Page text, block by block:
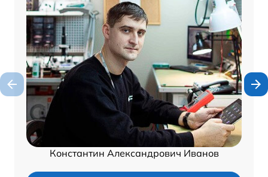
Константин Александрович Иванов